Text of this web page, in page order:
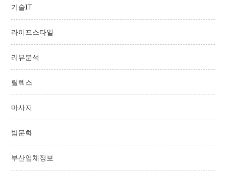
기술IT
라이프스타일
리뷰분석
릴렉스
마사지
밤문화
부산업체정보